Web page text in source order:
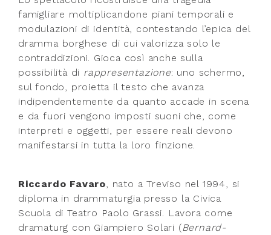
famigliare moltiplicandone piani temporali e
modulazioni di identità, contestando l’epica del
dramma borghese di cui valorizza solo le
contraddizioni. Gioca così anche sulla
possibilità di rappresentazione: uno schermo,
sul fondo, proietta il testo che avanza
indipendentemente da quanto accade in scena
e da fuori vengono imposti suoni che, come
interpreti e oggetti, per essere reali devono
manifestarsi in tutta la loro finzione.
Riccardo Favaro, nato a Treviso nel 1994, si
diploma in drammaturgia presso la Civica
Scuola di Teatro Paolo Grassi. Lavora come
dramaturg con Giampiero Solari (Bernard-